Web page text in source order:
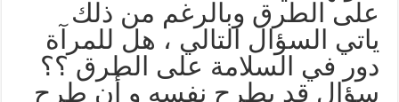
الطرق وبالرغم من ذلك
السؤال التالي ، هل للمرآة
في السلامة على الطرق ؟؟
قد يطرح نفسه و أن طرح